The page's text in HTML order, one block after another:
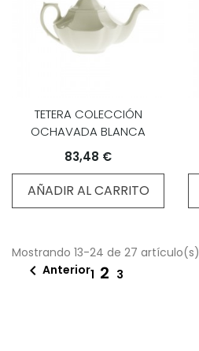
TETERA COLECCIÓN
OCHAVADA BLANCA
83,48 €
AÑADIR AL CARRITO
Mostrando 13-24 de 27 artículo(s)
 Anterior1 2 3